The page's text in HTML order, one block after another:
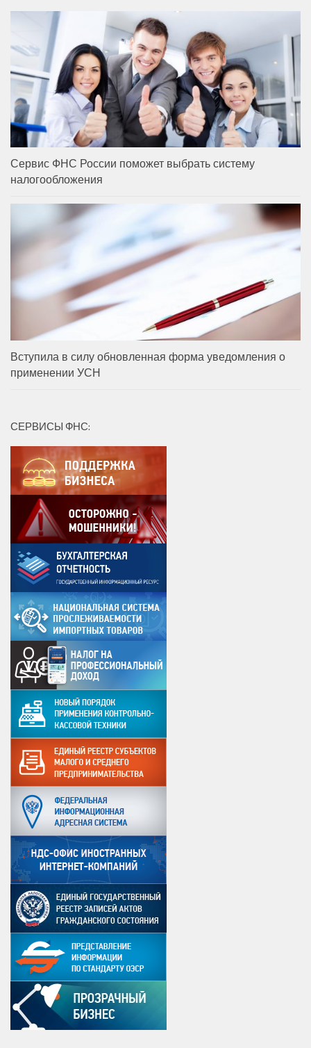
Сервис ФНС России поможет выбрать систему
налогообложения
Вступила в силу обновленная форма уведомления о
применении УСН
СЕРВИСЫ ФНС: